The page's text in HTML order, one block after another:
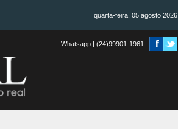
quarta-feira, 05 agosto 2026
Whatsapp | (24)99901-1961